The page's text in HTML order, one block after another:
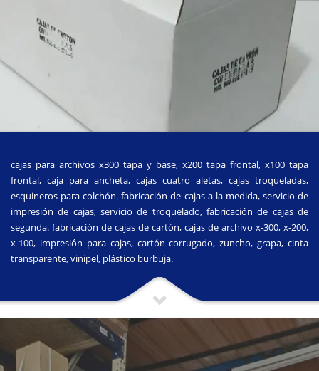
cajas para archivos x300 tapa y base, x200 tapa frontal, x100 tapa
frontal, caja para ancheta, cajas cuatro aletas, cajas troqueladas,
esquineros para colchón. fabricación de cajas a la medida, servicio de
impresión de cajas, servicio de troquelado, fabricación de cajas de
segunda. fabricación de cajas de cartón, cajas de archivo x-300, x-200,
x-100, impresión para cajas, cartón corrugado, zuncho, grapa, cinta
transparente, vinipel, plástico burbuja.